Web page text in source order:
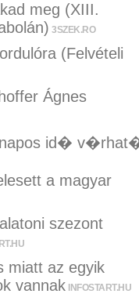
meg (XIII.
3SZEK.RO
(Felvételi
Ágnes
id�
a magyar
szezont
miatt az egyik
vannak INFOSTART.HU